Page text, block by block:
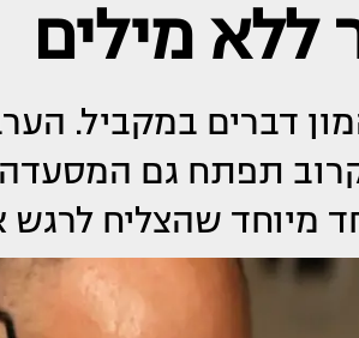
ללא מילים
דברים במקביל.
תפתח גם
מיוחד שהצליח